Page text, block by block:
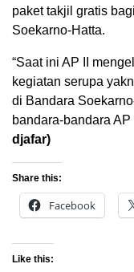
paket takjil gratis
Soekarno-Hatta.
“Saat ini AP II
kegiatan serupa
di Bandara
bandara-bandara
djafar)
Share this:
Facebook
Like this: